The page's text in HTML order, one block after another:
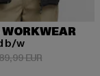
b/w
36,90 EUR
EURAktionspreis: